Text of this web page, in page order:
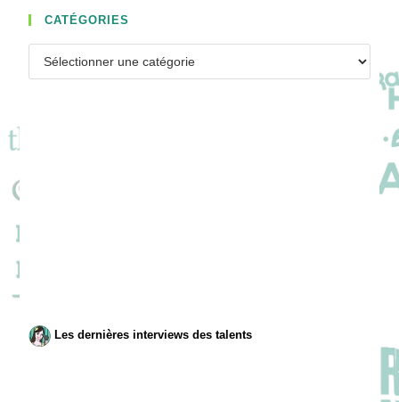
CATÉGORIES
Les dernières interviews des talents